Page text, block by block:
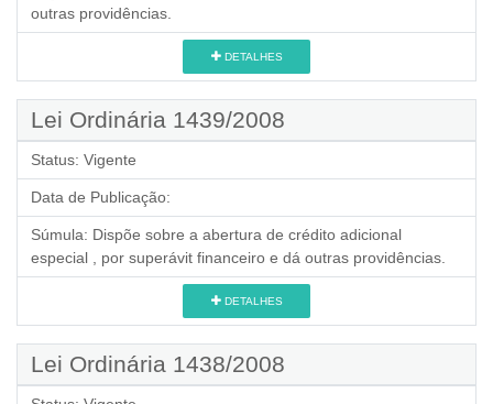
outras providências.
DETALHES
Lei Ordinária 1439/2008
Status: Vigente
Data de Publicação:
Súmula: Dispõe sobre a abertura de crédito adicional
especial , por superávit financeiro e dá outras providências.
DETALHES
Lei Ordinária 1438/2008